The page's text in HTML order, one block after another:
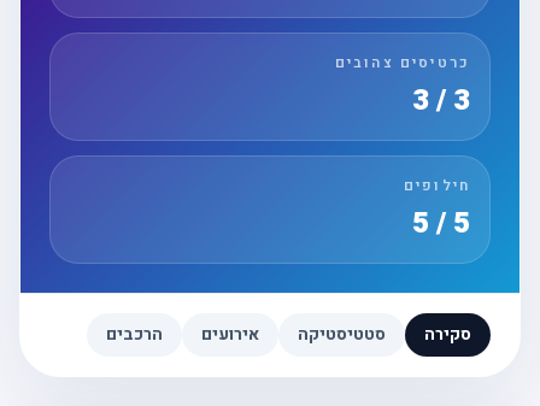
כרטיסים צהובים
3 / 3
חילופים
סקירה סטטיסטיקה אירועים הרכבים